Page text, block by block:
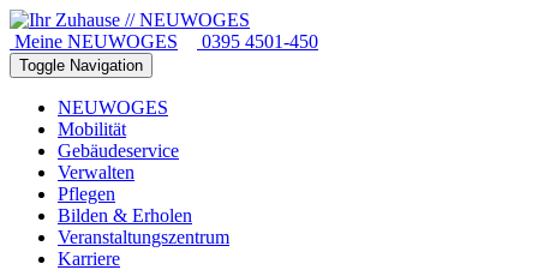
Meine NEUWOGES 0395 4501-450
Toggle Navigation
NEUWOGES
Mobilität
Gebäudeservice
Verwalten
Pflegen
Bilden & Erholen
Veranstaltungszentrum
Karriere